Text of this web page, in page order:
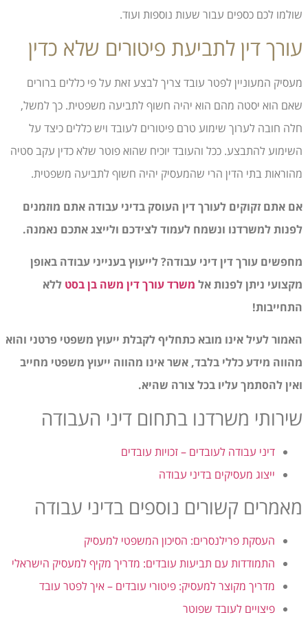
שולמו לכם כספים עבור שעות נוספות ועוד.
עורך דין לתביעת פיטורים שלא כדין
מעסיק המעוניין לפטר עובד צריך לבצע זאת על פי כללים ברורים
שאם הוא יסטה מהם הוא יהיה חשוף לתביעה משפטית. כך למשל,
חלה חובה לערוך שימוע טרם פיטורים לעובד ויש כללים כיצד על
השימוע להתבצע. ככל והעובד יוכיח שהוא פוטר שלא כדין עקב סטיה
מהוראות בתי הדין הרי שהמעסיק יהיה חשוף לתביעה משפטית.
אם אתם זקוקים לעורך דין העוסק בדיני עבודה אתם מוזמנים
לפנות למשרדנו ונשמח לעמוד לצידכם ולייצג אתכם נאמנה.
מחפשים עורך דין דיני עבודה? לייעוץ בענייני עבודה באופן
מקצועי ניתן לפנות אל משרד עורך דין משה בן בסט ללא
התחייבות!
האמור לעיל אינו מובא כתחליף לקבלת ייעוץ משפטי פרטני והוא
מהווה מידע כללי בלבד, אשר אינו מהווה ייעוץ משפטי מחייב
ואין להסתמך עליו בכל צורה שהיא.
שירותי משרדנו בתחום דיני העבודה
דיני עבודה לעובדים – זכויות עובדים
ייצוג מעסיקים בדיני עבודה
מאמרים קשורים נוספים בדיני עבודה
העסקת פרילנסרים: הסיכון המשפטי למעסיק
התמודדות עם תביעות עובדים: מדריך מקיף למעסיק הישראלי
מדריך מקוצר למעסיק: פיטורי עובדים – איך לפטר עובד
פיצויים לעובד שפוטר